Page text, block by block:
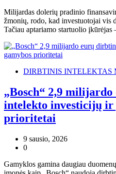
Milijardas dolerių pradinio
žmonių, rodo, kad investuotojai vis
Tačiau aptariamo startuolio
DIRBTINIS INTELEKTAS
„Bosch“ 2,9
intelekto investicijų ir
prioritetai
9 sausio, 2026
0
Gamyklos gamina daugiau